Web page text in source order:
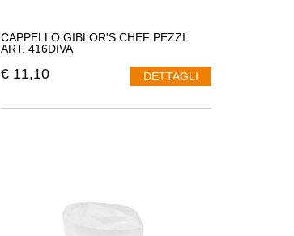
CAPPELLO GIBLOR'S CHEF PEZZI
ART. 416DIVA
€ 11,10 DETTAGLI